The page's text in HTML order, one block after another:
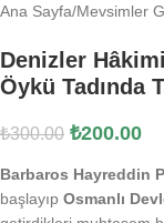
Ana Sayfa/Mevsimler
Denizler
Öykü Tadında
₺300.00 ₺200.00
Barbaros Hayreddin
başlayıp Osmanlı